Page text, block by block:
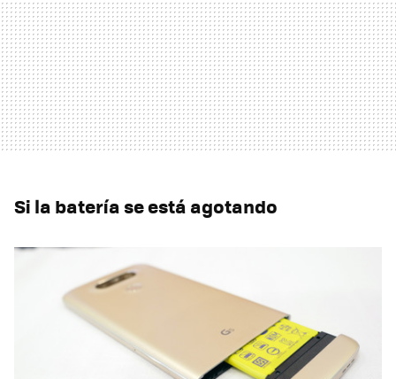
Si la batería se está agotando